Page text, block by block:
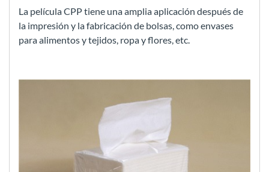
La película CPP tiene una amplia aplicación después de
la impresión y la fabricación de bolsas, como envases
para alimentos y tejidos, ropa y flores, etc.